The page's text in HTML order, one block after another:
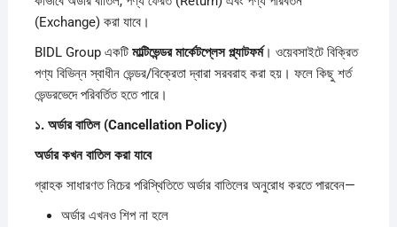
(Exchange) করা যাবে।
BIDL Group একটি মাল্টিভেন্ডরমার্কেটপ্লেসপ্ল্যাটফর্ম। ওয়েবসাইটে বিক্রিত
পণ্য বিভিন্ন স্বাধীন ভেন্ডর/বিক্রেতা দ্বারা সরবরাহ করা হয়। ফলে কিছু শর্ত
ভেন্ডরভেদে পরিবর্তিত হতে পারে।
১. অর্ডারবাতিল (Cancellation Policy)
অর্ডারকখনবাতিলকরাযাবে
গ্রাহক সাধারণত নিচের পরিস্থিতিতে অর্ডার বাতিলের অনুরোধ করতে পারবেন—
অর্ডার এখনও শিপ না হলে